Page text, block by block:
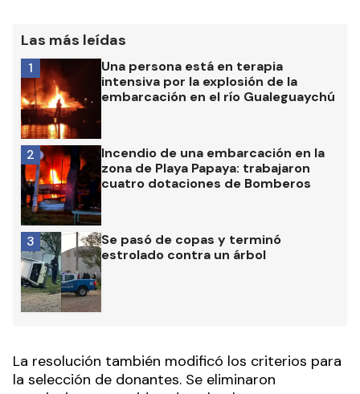
Las más leídas
Una persona está en terapia
intensiva por la explosión de la
embarcación en el río Gualeguaychú
1
Incendio de una embarcación en la
zona de Playa Papaya: trabajaron
cuatro dotaciones de Bomberos
2
Se pasó de copas y terminó
estrolado contra un árbol
3
La resolución también modificó los criterios para
la selección de donantes. Se eliminaron